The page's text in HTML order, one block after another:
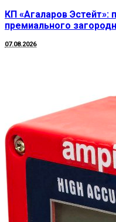
КП «Агаларов
премиального
07.08.2026